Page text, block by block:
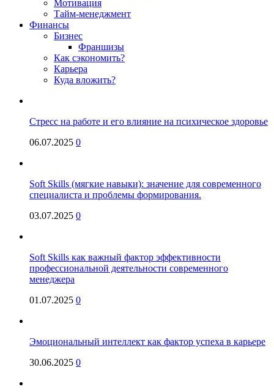
Мотивация
Тайм-менеджмент
Финансы
Бизнес
Франшизы
Как сэкономить?
Карьера
Куда вложить?
Стресс на работе и его влияние на психическое здоровье
06.07.2025 0
Soft Skills (мягкие навыки): значение для современного
специалиста и проблемы формирования.
03.07.2025 0
Soft Skills как важный фактор эффективности
профессиональной деятельности современного
менеджера
01.07.2025 0
Эмоциональный интеллект как фактор успеха в карьере
30.06.2025 0